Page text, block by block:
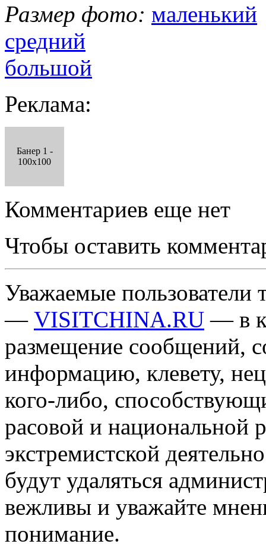
Размер фото: маленький
средний
большой
Реклама:
Банер 1 -
100x100
Комментариев еще нет
Чтобы оставить
Уважаемые пользователи
— VISITCHINA.RU — в
размещение сообщений,
информацию, клевету,
кого-либо,
расовой и национальной
экстремистской
будут удаляться
вежливы и уважайте
понимание.